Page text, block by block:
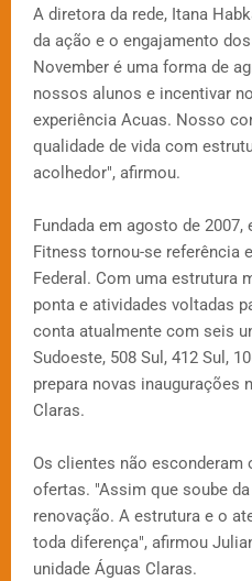
A diretora da rede, Itana
da ação e o engajamento
November é uma forma de
nossos alunos e incentivar
experiência Acuas. Nosso
qualidade de vida com
acolhedor", afirmou.
Fundada em agosto de 2007,
Fitness tornou-se referência
Federal. Com uma estrutura
ponta e atividades voltadas
conta atualmente com seis
Sudoeste, 508 Sul, 412 Sul,
prepara novas inaugurações
Claras.
Os clientes não esconderam
ofertas. "Assim que soube
renovação. A estrutura e o
toda diferença", afirmou
unidade Águas Claras.